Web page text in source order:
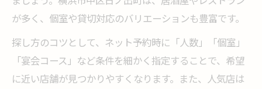
が多く、個室や貸切対応のバリエーションも豊富です。
探し方のコツとして、ネット予約時に「人数」「個室」
「宴会コース」など条件を細かく指定することで、希望
に近い店舗が見つかりやすくなります。また、人気店は